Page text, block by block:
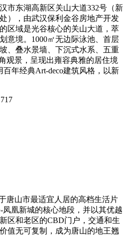
市东湖高新区关山大道332号（新
），由武汉保利金谷房地产开发
区域是光谷核心的关山大道，萃
意境。1000㎡无边际泳池、首层
、叠水景墙、下沉式水系、五重
观景，呈现出雍容典雅的居住境
年经典Art-deco建筑风格，以新
717
唐山市最适宜人居的高档生活片
凤凰新城的核心地段，并以其优越
区和老区的CBD门户，交通和生
值无可复制，成为唐山的地王翘